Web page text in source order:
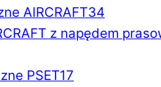
AIRCRAFT34
z napędem
PSET17